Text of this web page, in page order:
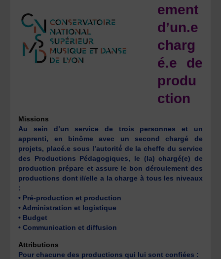
ement
d’un.e
charg
é.e de
produ
ction
Missions
Au sein d’un service de trois personnes et un
apprenti, en binôme avec un second chargé de
projets, placé.e sous l’autorité́ de la cheffe du service
des Productions Pédagogiques, le (la) chargé(e) de
production prépare et assure le bon déroulement des
productions dont il/elle a la charge à tous les niveaux
:
• Pré-production et production
• Administration et logistique
• Budget
• Communication et diffusion
Attributions
Pour chacune des productions qui lui sont confiées :